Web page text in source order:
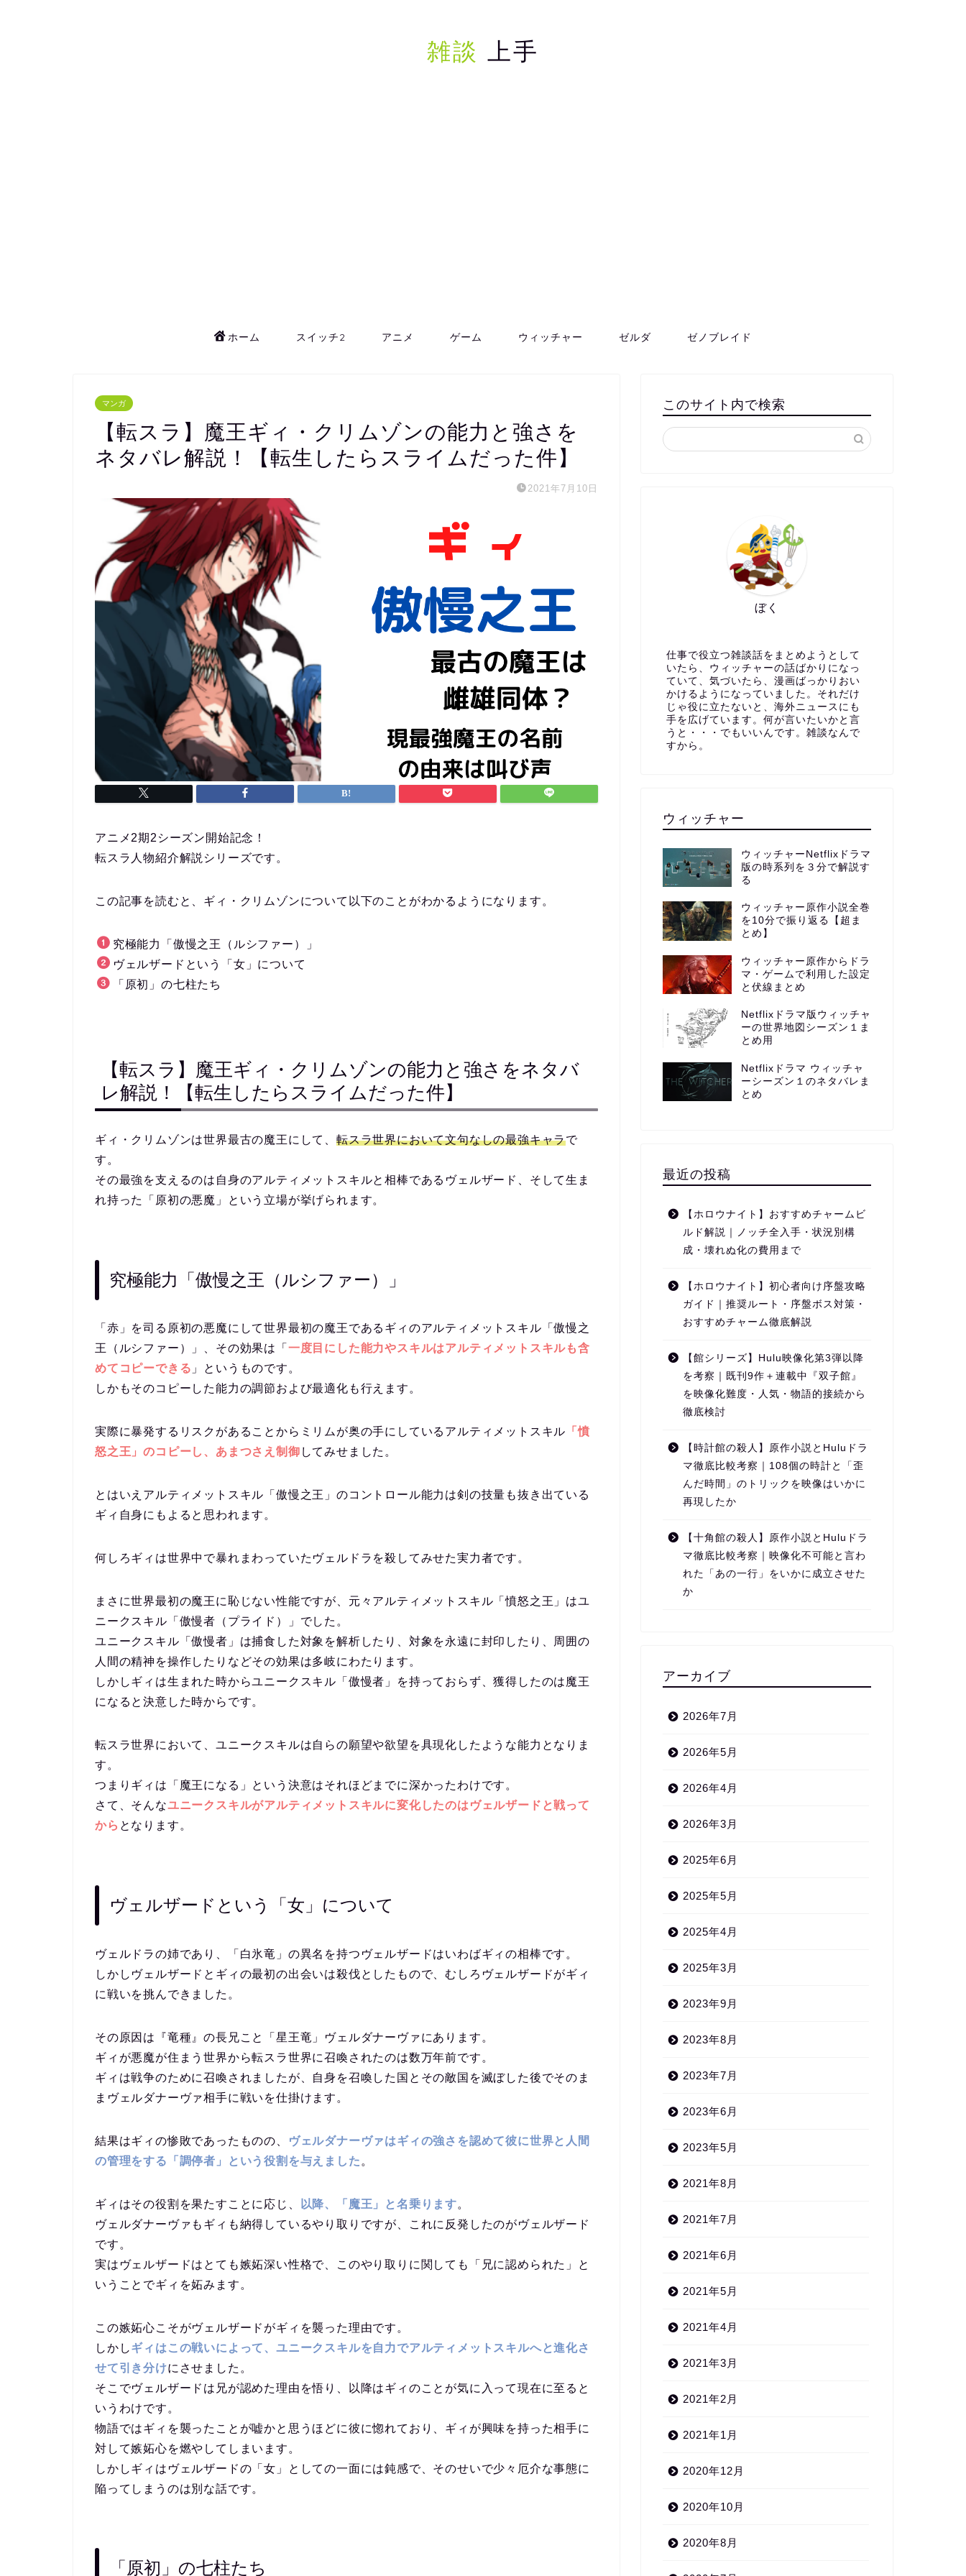
雑談 上手
ホーム スイッチ2 アニメ ゲーム ウィッチャー ゼルダ ゼノブレイド
マンガ
【転スラ】魔王ギィ・クリムゾンの能力と強さを
ネタバレ解説！【転生したらスライムだった件】
2021年7月10日
アニメ2期2シーズン開始記念！
転スラ人物紹介解説シリーズです。
この記事を読むと、ギィ・クリムゾンについて以下のことがわかるようになります。
究極能力「傲慢之王（ルシファー）」
ヴェルザードという「女」について
「原初」の七柱たち
【転スラ】魔王ギィ・クリムゾンの能力と強さをネタバ
レ解説！【転生したらスライムだった件】
ギィ・クリムゾンは世界最古の魔王にして、 転スラ世界において文句なしの最強キャラで
す。
その最強を支えるのは自身のアルティメットスキルと相棒であるヴェルザード、そして生ま
れ持った「原初の悪魔」という立場が挙げられます。
究極能力「傲慢之王（ルシファー）」
「赤」を司る原初の悪魔にして世界最初の魔王であるギィのアルティメットスキル「傲慢之
王（ルシファー）」、その効果は「 一度目にした能力やスキルはアルティメットスキルも含
めてコピーできる 」というものです。
しかもそのコピーした能力の調節および最適化も行えます。
実際に暴発するリスクがあることからミリムが奥の手にしているアルティメットスキル 「憤
怒之王」のコピーし、あまつさえ制御 してみせました。
とはいえアルティメットスキル「傲慢之王」のコントロール能力は剣の技量も抜き出ている
ギィ自身にもよると思われます。
何しろギィは世界中で暴れまわっていたヴェルドラを殺してみせた実力者です。
まさに世界最初の魔王に恥じない性能ですが、元々アルティメットスキル「憤怒之王」はユ
ニークスキル「傲慢者（プライド）」でした。
ユニークスキル「傲慢者」は捕食した対象を解析したり、対象を永遠に封印したり、周囲の
人間の精神を操作したりなどその効果は多岐にわたります。
しかしギィは生まれた時からユニークスキル「傲慢者」を持っておらず、獲得したのは魔王
になると決意した時からです。
転スラ世界において、ユニークスキルは自らの願望や欲望を具現化したような能力となりま
す。
つまりギィは「魔王になる」という決意はそれほどまでに深かったわけです。
さて、そんなユニークスキルがアルティメットスキルに変化したのはヴェルザードと戦って
から となります。
ヴェルザードという「女」について
ヴェルドラの姉であり、「白氷竜」の異名を持つヴェルザードはいわばギィの相棒です。
しかしヴェルザードとギィの最初の出会いは殺伐としたもので、むしろヴェルザードがギィ
に戦いを挑んできました。
その原因は『竜種』の長兄こと「星王竜」ヴェルダナーヴァにあります。
ギィが悪魔が住まう世界から転スラ世界に召喚されたのは数万年前です。
ギィは戦争のために召喚されましたが、自身を召喚した国とその敵国を滅ぼした後でそのま
まヴェルダナーヴァ相手に戦いを仕掛けます。
結果はギィの惨敗であったものの、
ヴェルダナーヴァはギィの強さを認めて彼に世界と人間
の管理をする「調停者」という役割を与えました 。
ギィはその役割を果たすことに応じ、 以降、「魔王」と名乗ります。
ヴェルダナーヴァもギィも納得しているやり取りですが、これに反発したのがヴェルザード
です。
実はヴェルザードはとても嫉妬深い性格で、このやり取りに関しても「兄に認められた」と
いうことでギィを妬みます。
この嫉妬心こそがヴェルザードがギィを襲った理由です。
しかしギィはこの戦いによって、ユニークスキルを自力でアルティメットスキルへと進化さ
せて引き分けにさせました。
そこでヴェルザードは兄が認めた理由を悟り、以降はギィのことが気に入って現在に至ると
いうわけです。
物語ではギィを襲ったことが嘘かと思うほどに彼に惚れており、ギィが興味を持った相手に
対して嫉妬心を燃やしてしまいます。
しかしギィはヴェルザードの「女」としての一面には鈍感で、そのせいで少々厄介な事態に
陥ってしまうのは別な話です。
「原初」の七柱たち
このサイト内で検索
ぼく
仕事で役立つ雑談話をまとめようとして
いたら、ウィッチャーの話ばかりになっ
ていて、気づいたら、漫画ばっかりおい
かけるようになっていました。それだけ
じゃ役に立たないと、海外ニュースにも
手を広げています。何が言いたいかと言
うと・・・でもいいんです。雑談なんで
すから。
ウィッチャー
ウィッチャーNetflixドラマ
版の時系列を３分で解説す
る
ウィッチャー原作小説全巻
を10分で振り返る【超ま
とめ】
ウィッチャー原作からドラ
マ・ゲームで利用した設定
と伏線まとめ
Netflixドラマ版ウィッチャ
ーの世界地図シーズン１ま
とめ用
Netflixドラマ ウィッチャ
ーシーズン１のネタバレま
とめ
最近の投稿
【ホロウナイト】おすすめチャームビ
ルド解説｜ノッチ全入手・状況別構
成・壊れぬ化の費用まで
【ホロウナイト】初心者向け序盤攻略
ガイド｜推奨ルート・序盤ボス対策・
おすすめチャーム徹底解説
【館シリーズ】Hulu映像化第3弾以降
を考察｜既刊9作＋連載中『双子館』
を映像化難度・人気・物語的接続から
徹底検討
【時計館の殺人】原作小説とHuluドラ
マ徹底比較考察｜108個の時計と「歪
んだ時間」のトリックを映像はいかに
再現したか
【十角館の殺人】原作小説とHuluドラ
マ徹底比較考察｜映像化不可能と言わ
れた「あの一行」をいかに成立させた
か
アーカイブ
2026年7月
2026年5月
2026年4月
2026年3月
2025年6月
2025年5月
2025年4月
2025年3月
2023年9月
2023年8月
2023年7月
2023年6月
2023年5月
2021年8月
2021年7月
2021年6月
2021年5月
2021年4月
2021年3月
2021年2月
2021年1月
2020年12月
2020年10月
2020年8月